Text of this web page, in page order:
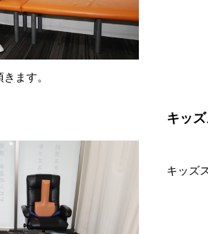
ます。
キッ
キッズ